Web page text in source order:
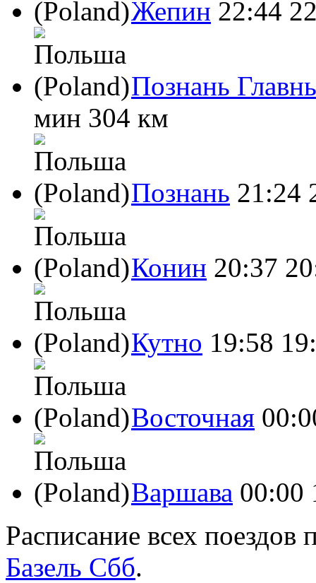
Жепин 22:44
Познань
мин 304 км
Познань 21:24
Конин 20:37
Кутно 19:58
Восточная
Варшава 00:00
Расписание всех
Базель Сбб.